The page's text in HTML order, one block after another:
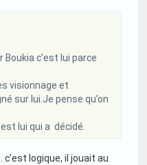
Boukia c’est lui parce
visionnage et
sur lui.Je pense qu’on
lui qui a décidé.
logique, il jouait au